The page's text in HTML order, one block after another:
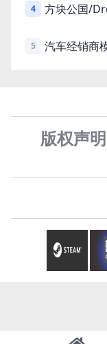
4 方块公国/
5 汽车经销商
版权声明